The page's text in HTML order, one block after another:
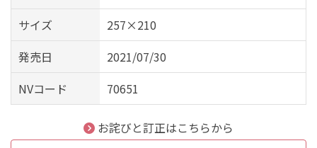
サイズ
257×210
発売日
2021/07/30
NVコード
70651
お詫びと訂正はこちらから